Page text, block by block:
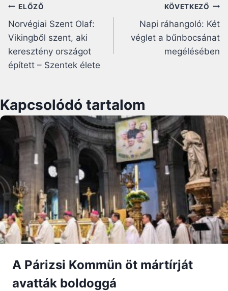
Bejegyzés
navigáció
ELŐZŐ
Norvégiai Szent Olaf:
Vikingből szent, aki
keresztény országot
épített – Szentek élete
KÖVETKEZŐ
Napi ráhangoló: Két
véglet a bűnbocsánat
megélésében
Kapcsolódó tartalom
A Párizsi Kommün öt mártírját
avatták boldoggá